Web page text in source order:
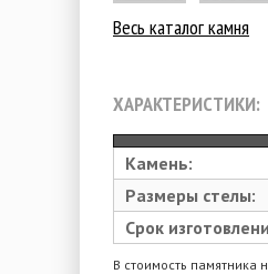
Весь каталог камня
ХАРАКТЕРИСТИКИ:
Камень:
Размеры стелы:
Срок
В стоимость памятника